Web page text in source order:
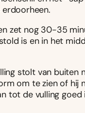
zet nog 30-35
is en in het
stolt van buiten
om te zien of hij
tot de vulling goed